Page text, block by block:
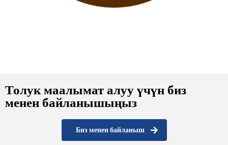
Толук маалымат алуу үчүн биз
менен байланышыңыз
Биз менен байланыш